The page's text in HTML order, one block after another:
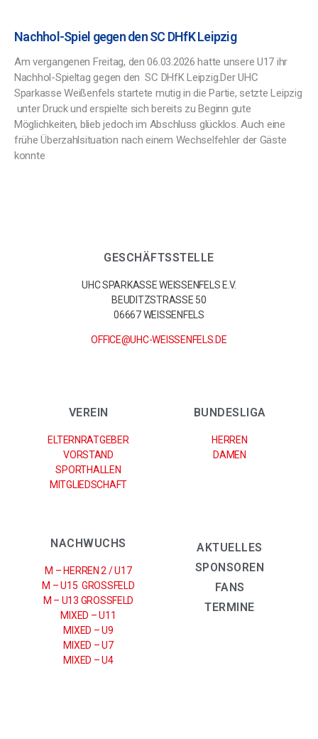
Nachhol-Spiel gegen den SC DHfK Leipzig
Am vergangenen Freitag, den 06.03.2026 hatte unsere U17 ihr
Nachhol-Spieltag gegen den SC DHfK Leipzig.Der UHC
Sparkasse Weißenfels startete mutig in die Partie, setzte Leipzig
unter Druck und erspielte sich bereits zu Beginn gute
Möglichkeiten, blieb jedoch im Abschluss glücklos. Auch eine
frühe Überzahlsituation nach einem Wechselfehler der Gäste
konnte
GESCHÄFTSSTELLE
UHC SPARKASSE WEISSENFELS E.V.
BEUDITZSTRASSE 50
06667 WEISSENFELS
OFFICE@UHC-WEISSENFELS.DE
VEREIN
ELTERNRATGEBER
VORSTAND
SPORTHALLEN
MITGLIEDSCHAFT
BUNDESLIGA
HERREN
DAMEN
NACHWUCHS
M – HERREN 2 / U17
M – U15 GROSSFELD
M – U13 GROSSFELD
MIXED – U11
MIXED – U9
MIXED – U7
MIXED – U4
AKTUELLES
SPONSOREN
FANS
TERMINE